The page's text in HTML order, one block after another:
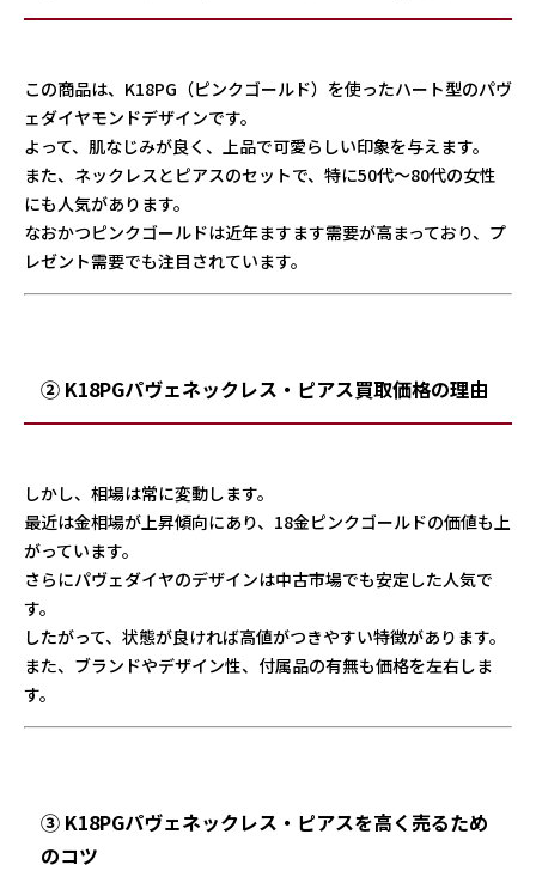
この商品は、K18PG（ピンクゴールド）を使ったハート型のパヴ
ェダイヤモンドデザインです。
よって、肌なじみが良く、上品で可愛らしい印象を与えます。
また、ネックレスとピアスのセットで、特に50代〜80代の女性
にも人気があります。
なおかつピンクゴールドは近年ますます需要が高まっており、プ
レゼント需要でも注目されています。
② K18PGパヴェネックレス・ピアス買取価格の理由
しかし、相場は常に変動します。
最近は金相場が上昇傾向にあり、18金ピンクゴールドの価値も上
がっています。
さらにパヴェダイヤのデザインは中古市場でも安定した人気で
す。
したがって、状態が良ければ高値がつきやすい特徴があります。
また、ブランドやデザイン性、付属品の有無も価格を左右しま
す。
③ K18PGパヴェネックレス・ピアスを高く売るため
のコツ